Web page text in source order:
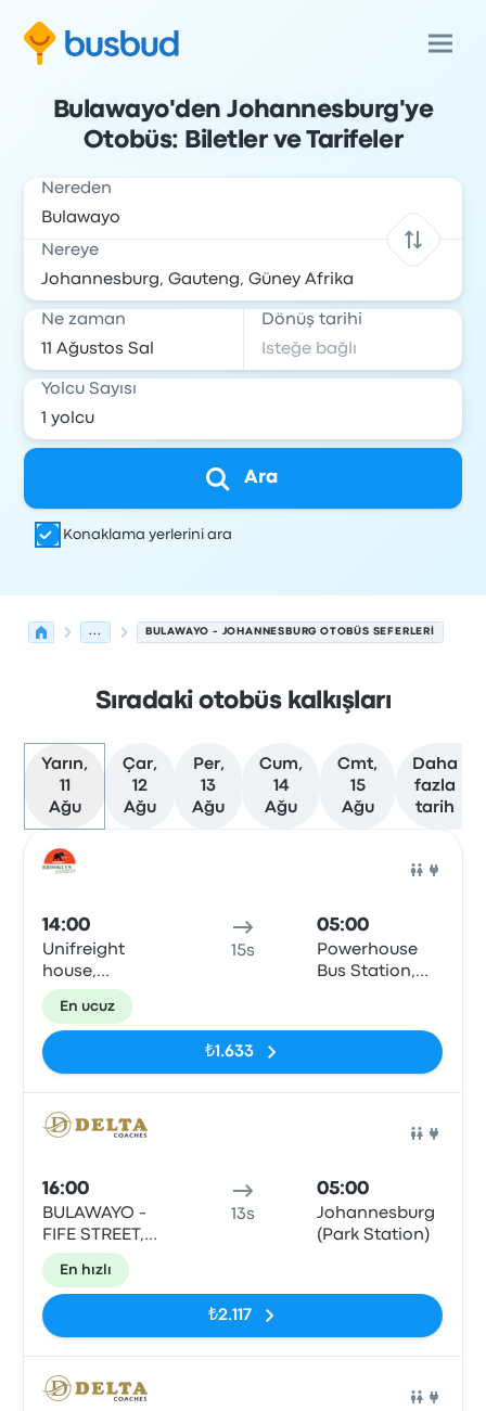
Bulawayo'den Johannesburg'ye
Otobüs: Biletler ve Tarifeler
Nereden
Nereye
Ne zaman Dönüş tarihi
Yolcu Sayısı
Ara
Konaklama yerlerini ara
... BULAWAYO - JOHANNESBURG OTOBÜS SEFERLERI
Sıradaki otobüs kalkışları
Yarın,
11
Ağu
Çar,
12
Ağu
Per,
13
Ağu
Cum,
14
Ağu
Cmt,
15
Ağu
Daha
fazla
tarih
14:00
Unifreight
house,
Bulawayo
15s
05:00
Powerhouse
Bus Station,
En ucuz
₺1.633
16:00
BULAWAYO -
FIFE STREET,
BULAWAYO
13s
05:00
Johannesburg
(Park Station)
En hızlı
₺2.117